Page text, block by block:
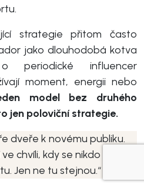
strategie přitom často
jako dlouhodobá kotva
periodické influencer
moment, energii nebo
model bez druhého
jen poloviční strategie.
dveře k novému publiku.
chvíli, kdy se nikdo nedívá.
Jen ne tu stejnou.“